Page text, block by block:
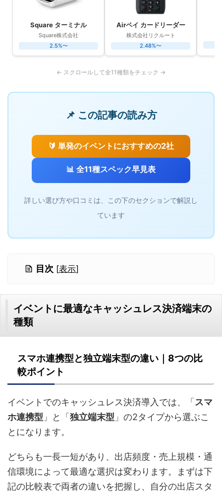
Square ターミナル
Square株式会社
2.5%〜
Airペイ カードリーダー
株式会社リクルート
2.48%〜
← スクロールして全11種類をチェック →
📌 この記事の読み方
🔰 単発のイベントにおすすめの2社
📊 全11種スペック早見表
詳しい選び方や口コミは、この下のセクションで解説し
ています
目次 [表示]
イベントに最適なキャッシュレス決済端末の
種類
スマホ連携型と独立端末型の違い｜8つの比
較ポイント
イベントでのキャッシュレス決済導入では、「 スマ
ホ連携型 」と「 独立端末型 」の2タイプから選ぶこ
とになります。
どちらも一長一短があり、出店頻度・売上規模・通
信環境によって最適な選択は変わります。まずは下
記の比較表で両者の違いを把握し、自分の出店スタ